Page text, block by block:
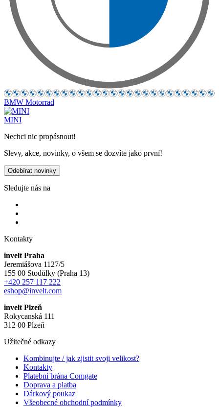
BMW Motorrad
MINI
Nechci nic propásnout!
Slevy, akce, novinky, o všem se dozvíte jako první!
Odebírat novinky
Sledujte nás na
Kontakty
invelt Praha
Jeremiášova 1127/5
155 00 Stodůlky (Praha 13)
+420 257 117 222
eshop@invelt.com
invelt Plzeň
Rokycanská 111
312 00 Plzeň
Užitečné odkazy
Kombinujte / jak zjistit svoji velikost?
Kontakty
Platební brána Comgate
Doprava a platba
Dárkový poukaz
Všeobecné obchodní podmínky